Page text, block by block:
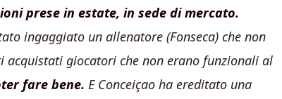
prese in estate, in sede di mercato.
ingaggiato un allenatore (Fonseca) che non
acquistati giocatori che non erano funzionali al
fare bene. E Conceiçao ha ereditato una